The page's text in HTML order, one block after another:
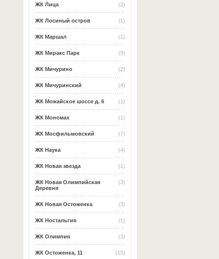
(2)
ЖК Лица
(1)
ЖК Лосиный остров
(1)
ЖК Маршал
(9)
ЖК Миракс Парк
(2)
ЖК Мичурино
(4)
ЖК Мичуринский
(1)
ЖК Можайское шоссе д. 6
(1)
ЖК Мономах
(7)
ЖК Мосфильмовский
(4)
ЖК Наука
(1)
ЖК Новая звезда
(3)
ЖК Новая Олимпийская
Деревня
(3)
ЖК Новая Остоженка
(1)
ЖК Ностальгия
(3)
ЖК Олимпия
(15)
ЖК Остоженка, 11